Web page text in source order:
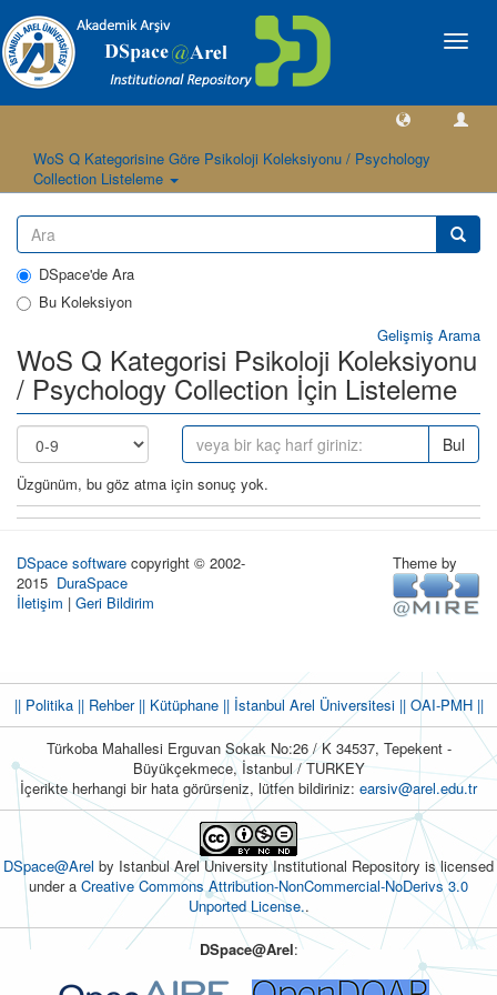
Geçiş
WoS Q Kategorisine Göre Psikoloji Koleksiyonu / Psychology
Collection Listeleme
DSpace'de Ara
Bu Koleksiyon
Gelişmiş Arama
WoS Q Kategorisi Psikoloji Koleksiyonu
/ Psychology Collection İçin Listeleme
Bul
Üzgünüm, bu göz atma için sonuç yok.
DSpace software copyright © 2002-
2015 DuraSpace
İletişim | Geri Bildirim
Theme by
|| Politika|| Rehber|| Kütüphane|| İstanbul Arel Üniversitesi ||OAI-PMH ||
Türkoba Mahallesi Erguvan Sokak No:26 / K 34537, Tepekent -
Büyükçekmece, İstanbul / TURKEY
İçerikte herhangi bir hata görürseniz, lütfen bildiriniz: earsiv@arel.edu.tr
DSpace@Arel by Istanbul Arel University Institutional Repository is licensed
under a Creative Commons Attribution-NonCommercial-NoDerivs 3.0
Unported License..
DSpace@Arel: